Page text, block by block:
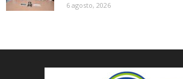
6 agosto, 2026